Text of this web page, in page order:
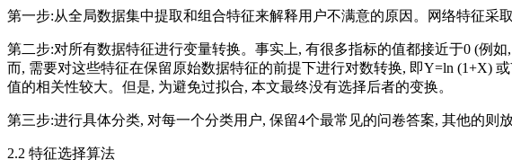
第一步:从全局数据集中提取和组合特征来解释用户不满意的原因。网络特征采
第二步:对所有数据特征进行变量转换。事实上, 有很多指标的值都接近于0 (例
而, 需要对这些特征在保留原始数据特征的前提下进行对数转换, 即Y=ln (1+X)
值的相关性较大。但是, 为避免过拟合, 本文最终没有选择后者的变换。
第三步:进行具体分类, 对每一个分类用户, 保留4个最常见的问卷答案, 其他的则
2.2 特征选择算法